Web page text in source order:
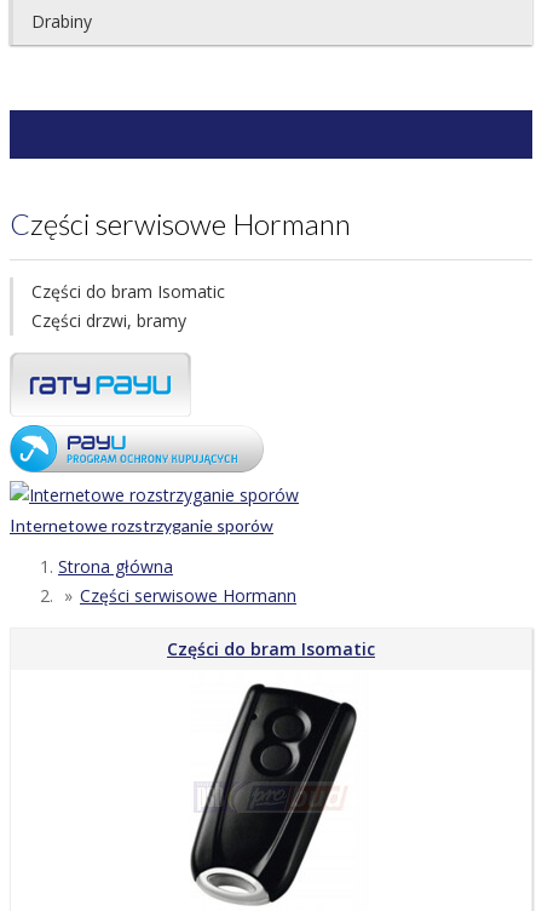
Drabiny
Części serwisowe Hormann
Części do bram Isomatic
Części drzwi, bramy
Internetowe rozstrzyganie sporów
Strona główna
Części serwisowe Hormann
Części do bram Isomatic